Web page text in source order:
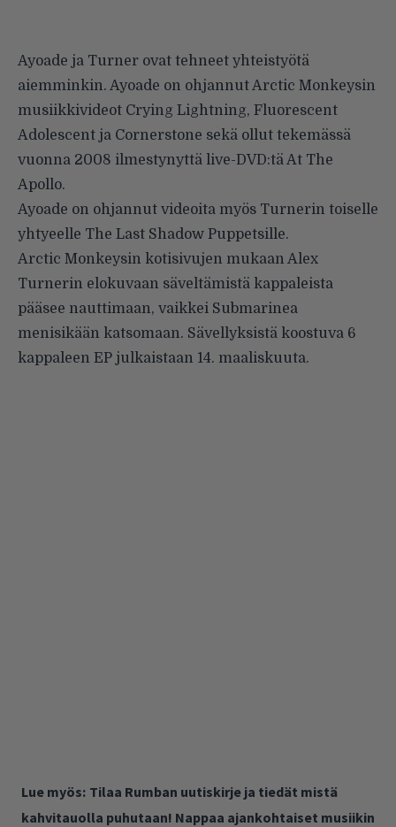
Ayoade ja Turner ovat tehneet yhteistyötä
aiemminkin. Ayoade on ohjannut Arctic Monkeysin
musiikkivideot Crying Lightning, Fluorescent
Adolescent ja Cornerstone sekä ollut tekemässä
vuonna 2008 ilmestynyttä live-DVD:tä At The
Apollo.
Ayoade on ohjannut videoita myös Turnerin toiselle
yhtyeelle The Last Shadow Puppetsille.
Arctic Monkeysin kotisivujen mukaan Alex
Turnerin elokuvaan säveltämistä kappaleista
pääsee nauttimaan, vaikkei Submarinea
menisikään katsomaan. Sävellyksistä koostuva 6
kappaleen EP julkaistaan 14. maaliskuuta.
Lue myös: Tilaa Rumban uutiskirje ja tiedät mistä
kahvitauolla puhutaan! Nappaa ajankohtaiset musiikin